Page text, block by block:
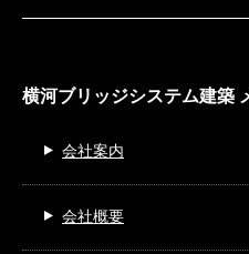
横河ブリッジシステム建築
会社案内
会社概要